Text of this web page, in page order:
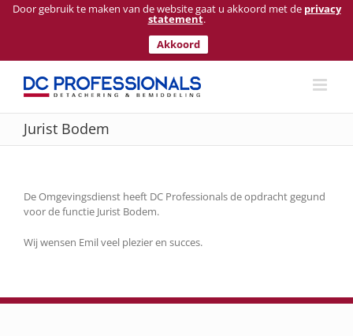
Door gebruik te maken van de website gaat u akkoord met de privacy
statement.
Akkoord
Ga
inhoud
Jurist Bodem
De Omgevingsdienst heeft DC Professionals de opdracht gegund
voor de functie Jurist Bodem.
Wij wensen Emil veel plezier en succes.